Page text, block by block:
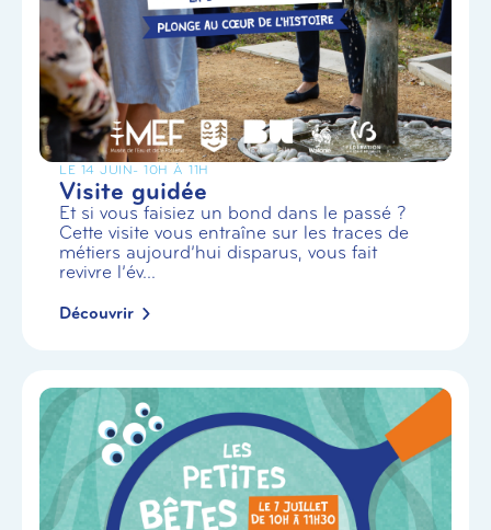
LE 14 JUIN- 10H À 11H
Visite guidée
Et si vous faisiez un bond dans le passé ?
Cette visite vous entraîne sur les traces de
métiers aujourd’hui disparus, vous fait
revivre l’év...
Découvrir